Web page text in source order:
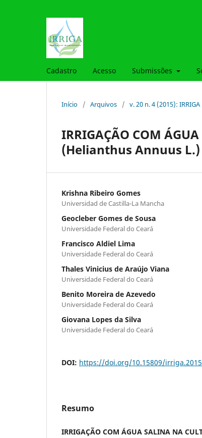
Cadastro Acesso Submissões
Início / Arquivos / v. 20 n. 4 (2015): IRRIGA
IRRIGAÇÃO COM
(Helianthus Annuus L.)
Krishna Ribeiro Gomes
Universidad de Castilla-La Mancha
Geocleber Gomes de Sousa
Universidade Federal do Ceará
Francisco Aldiel Lima
Universidade Federal do Ceará
Thales Vinicius de Araújo Viana
Universidade Federal do Ceará
Benito Moreira de Azevedo
Universidade Federal do Ceará
Giovana Lopes da Silva
Universidade Federal do Ceará
DOI: https://doi.org/10.15809/
Resumo
IRRIGAÇÃO COM ÁGUA SALINA NA